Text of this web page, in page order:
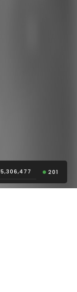
5,306,477 201